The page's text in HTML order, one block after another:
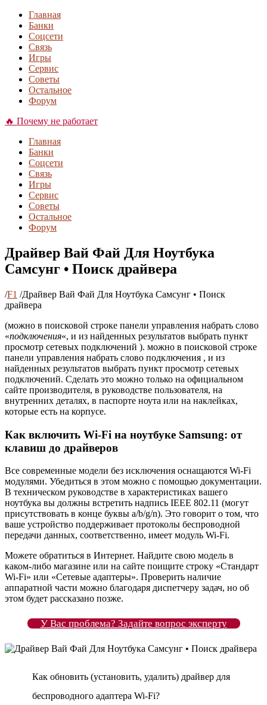
Главная
Банки
Соцсети
Связь
Игры
Сервис
Советы
Остальное
Форум
🔥 Почему не работает
Главная
Банки
Соцсети
Связь
Игры
Сервис
Советы
Остальное
Форум
Драйвер Вай Фай Для Ноутбука
Самсунг • Поиск драйвера
/F1 /Драйвер Вай Фай Для Ноутбука Самсунг • Поиск
драйвера
(можно в поисковой строке панели управления набрать слово
«подключения«, и из найденных результатов выбрать пункт
просмотр сетевых подключений ). можно в поисковой строке
панели управления набрать слово подключения , и из
найденных результатов выбрать пункт просмотр сетевых
подключений. Сделать это можно только на официальном
сайте производителя, в руководстве пользователя, на
внутренних деталях, в паспорте ноута или на наклейках,
которые есть на корпусе.
Как включить Wi-Fi на ноутбуке Samsung: от
клавиш до драйверов
Все современные модели без исключения оснащаются Wi-Fi
модулями. Убедиться в этом можно с помощью документации.
В техническом руководстве в характеристиках вашего
ноутбука вы должны встретить надпись IEEE 802.11 (могут
присутствовать в конце буквы a/b/g/n). Это говорит о том, что
ваше устройство поддерживает протоколы беспроводной
передачи данных, соответственно, имеет модуль Wi-Fi.
Можете обратиться в Интернет. Найдите свою модель в
каком-либо магазине или на сайте поищите строку «Стандарт
Wi-Fi» или «Сетевые адаптеры». Проверить наличие
аппаратной части можно благодаря диспетчеру задач, но об
этом будет рассказано позже.
У Вас проблема? Задайте вопрос эксперту
Как обновить (установить, удалить) драйвер для
беспроводного адаптера Wi-Fi?